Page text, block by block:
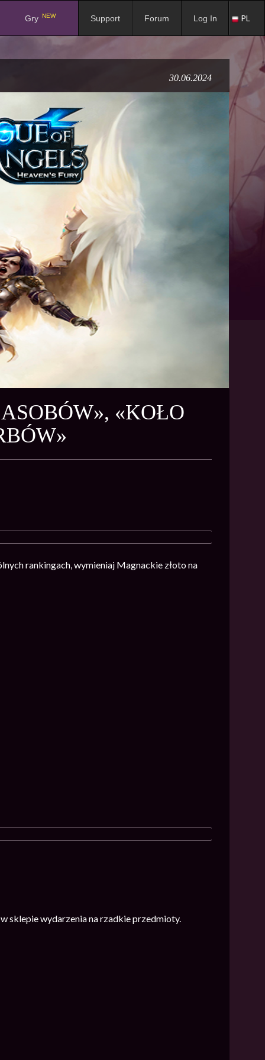
Gry NEW Support Forum Log In PL
30.06.2024
«KOŁO
rankingach, wymieniaj Magnackie złoto na
sklepie wydarzenia na rzadkie przedmioty.